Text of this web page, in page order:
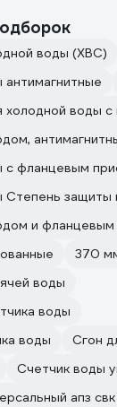
воды (ХВС)
холодной воды
с фланцевым
защиты
и фланцевым
370
воды
воды
воды
Сгон
Счетчик воды
апз свк